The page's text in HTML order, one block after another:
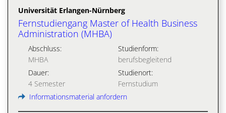
Universität Erlangen-Nürnberg
Fernstudiengang Master of Health Business
Administration (MHBA)
Abschluss:
MHBA
Studienform:
berufsbegleitend
Dauer:
4 Semester
Studienort:
Fernstudium
Informationsmaterial anfordern